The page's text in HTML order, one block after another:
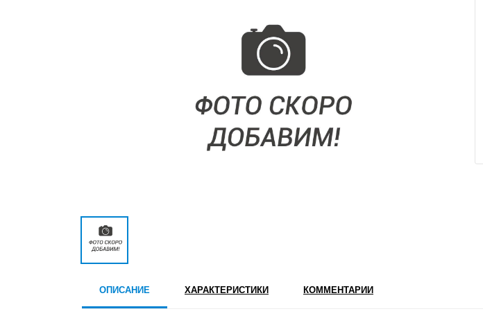
ОПИСАНИЕ ХАРАКТЕРИСТИКИ КОММЕНТАРИИ